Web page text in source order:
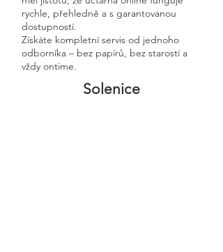
rychle, přehledně a s garantovanou
dostupností.
Získáte kompletní servis od jednoho
odborníka – bez papírů, bez starostí a
vždy ontime.
Solenice